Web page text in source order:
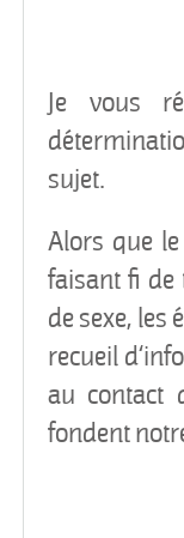
Je vous
sujet.
Alors que
faisant fi de
de sexe, les
recueil
au contact
fondent